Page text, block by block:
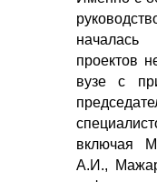
проектов
вузе с
включая
А.И.,